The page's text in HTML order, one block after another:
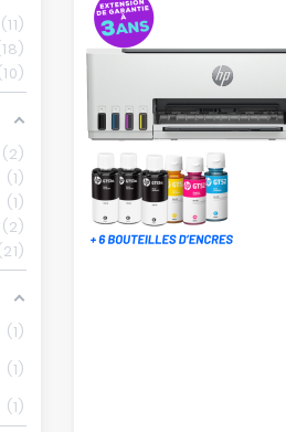
11
18
10
2
1
1
2
21
1
1
1